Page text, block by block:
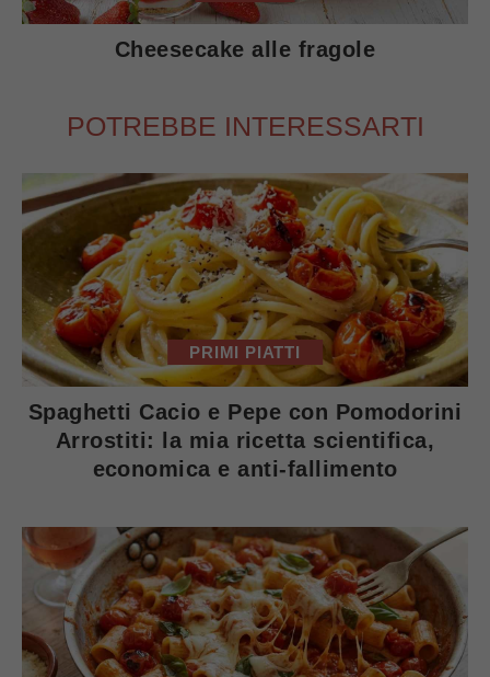
Cheesecake alle fragole
POTREBBE INTERESSARTI
PRIMI PIATTI
Spaghetti Cacio e Pepe con Pomodorini
Arrostiti: la mia ricetta scientifica,
economica e anti-fallimento